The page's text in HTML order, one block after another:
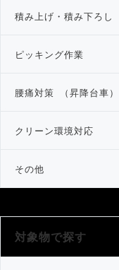
積み上げ・積み下ろし
ピッキング作業
腰痛対策 （昇降台車）
クリーン環境対応
その他
対象物で探す